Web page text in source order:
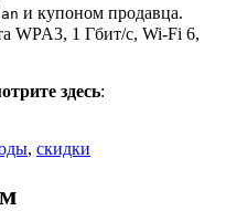
и купоном продавца.
WPA3, 1 Гбит/с, Wi-Fi 6,
здесь:
, скидки